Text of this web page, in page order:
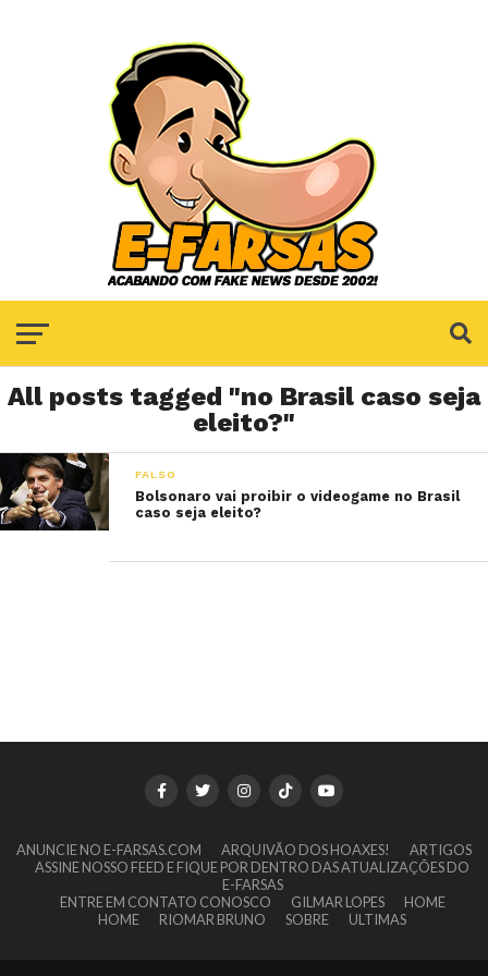
All posts tagged "no Brasil caso seja
eleito?"
FALSO
Bolsonaro vai proibir o videogame no Brasil
caso seja eleito?
ANUNCIE NO E-FARSAS.COM ARQUIVÃO DOS HOAXES!
ARTIGOS
ASSINE NOSSO FEED E FIQUE POR DENTRO DAS ATUALIZAÇÕES DO
E-FARSAS
ENTRE EM CONTATO CONOSCO
GILMAR LOPES
HOME
HOME
RIOMAR BRUNO SOBRE ULTIMAS